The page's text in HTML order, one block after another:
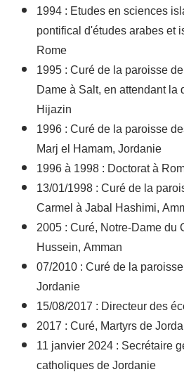
1994 : Etudes en sciences
pontifical d'études arabes et
Rome
1995 : Curé de la paroisse
Dame à Salt, en attendant
Hijazin
1996 : Curé de la paroisse
Marj el Hamam, Jordanie
1996 à 1998 : Doctorat à
13/01/1998 : Curé de la
Carmel à Jabal Hashimi,
2005 : Curé, Notre-Dame du
Hussein, Amman
07/2010 : Curé de la
Jordanie
15/08/2017 : Directeur des
2017 : Curé, Martyrs de
11 janvier 2024 : Secrétaire
catholiques de Jordanie